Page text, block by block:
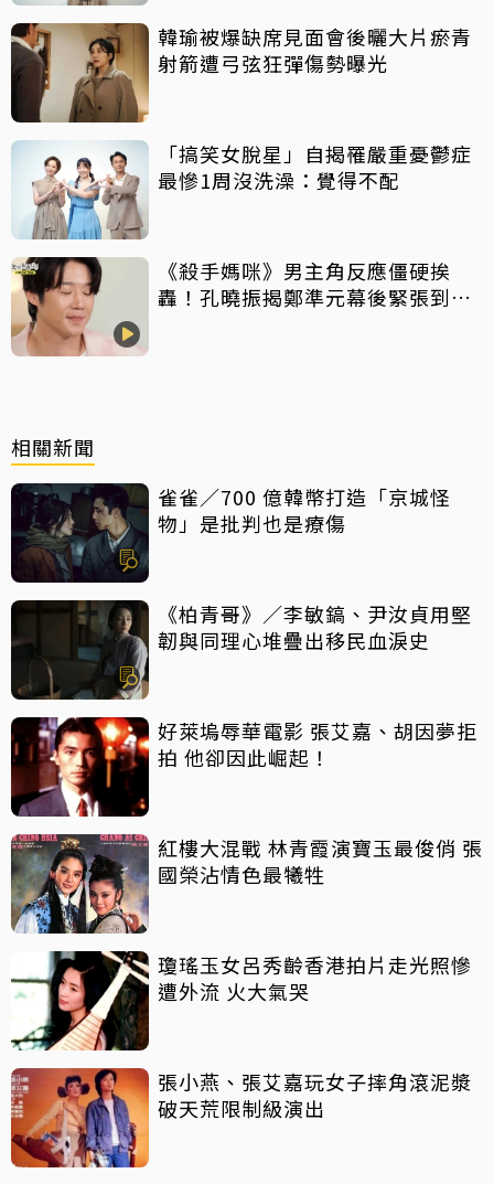
韓瑜被爆缺席見面會後曬大片瘀青
射箭遭弓弦狂彈傷勢曝光
「搞笑女脫星」自揭罹嚴重憂鬱症
最慘1周沒洗澡：覺得不配
《殺手媽咪》男主角反應僵硬挨
轟！孔曉振揭鄭準元幕後緊張到
相關新聞
雀雀／700 億韓幣打造「京城怪
物」是批判也是療傷
《柏青哥》／李敏鎬、尹汝貞用堅
韌與同理心堆疊出移民血淚史
好萊塢辱華電影 張艾嘉、胡因夢拒
拍 他卻因此崛起！
紅樓大混戰 林青霞演寶玉最俊俏 張
國榮沾情色最犧牲
瓊瑤玉女呂秀齡香港拍片走光照慘
遭外流 火大氣哭
張小燕、張艾嘉玩女子摔角滾泥漿
破天荒限制級演出